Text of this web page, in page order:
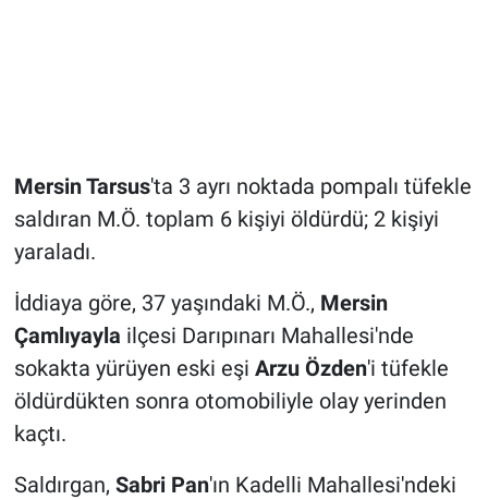
Mersin Tarsus'ta 3 ayrı noktada pompalı tüfekle
saldıran M.Ö. toplam 6 kişiyi öldürdü; 2 kişiyi
yaraladı.
İddiaya göre, 37 yaşındaki M.Ö., Mersin
Çamlıyayla ilçesi Darıpınarı Mahallesi'nde
sokakta yürüyen eski eşi Arzu Özden'i tüfekle
öldürdükten sonra otomobiliyle olay yerinden
kaçtı.
Saldırgan, Sabri Pan'ın Kadelli Mahallesi'ndeki